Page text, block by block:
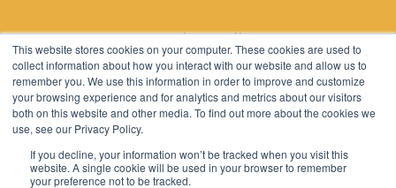
This website stores cookies on your computer. These cookies are used to
collect information about how you interact with our website and allow us to
remember you. We use this information in order to improve and customize
your browsing experience and for analytics and metrics about our visitors
both on this website and other media. To find out more about the cookies we
use, see our Privacy Policy.
If you decline, your information won’t be tracked when you visit this
website. A single cookie will be used in your browser to remember
your preference not to be tracked.
Integritetspolicy
+46 8-544 960 30
INFO@EVOLAN.SE